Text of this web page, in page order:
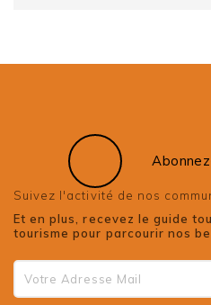
Suivez l'activité de nos
Et en plus, recevez le guide
tourisme pour parcourir nos